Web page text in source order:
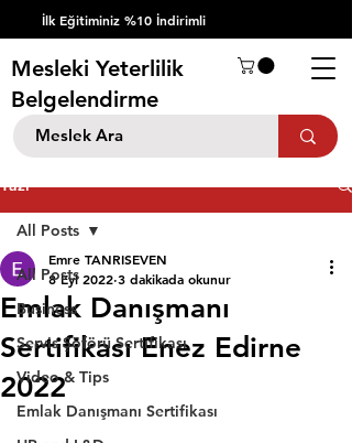
İlk Eğitiminiz %10 İndirimli
Mesleki Yeterlilik
Belgelendirme
Yazı
All Posts
Business
Servis Şöförü Sertifikası
Video & Tips
Emlak Danışmanı Sertifikası
All Posts
Emlak Danışmanı
Sertifikası Enez Edirne
2022
Emre TANRISEVEN
8 Eyl 2022 3 dakikada okunur